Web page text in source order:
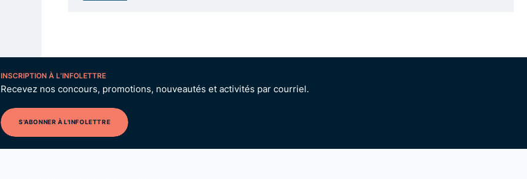
INSCRIPTION À L’INFOLETTRE
Recevez nos concours, promotions, nouveautés et activités par courriel.
S'ABONNER À L'INFOLETTRE